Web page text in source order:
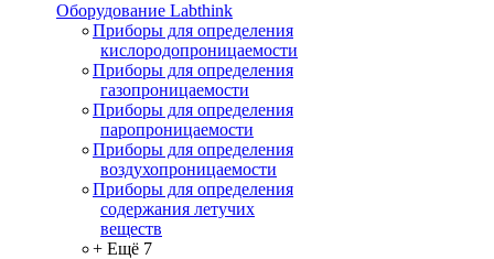
Оборудование Labthink
Приборы для определения
кислородопроницаемости
Приборы для определения
газопроницаемости
Приборы для определения
паропроницаемости
Приборы для определения
воздухопроницаемости
Приборы для определения
содержания летучих
веществ
+ Ещё 7